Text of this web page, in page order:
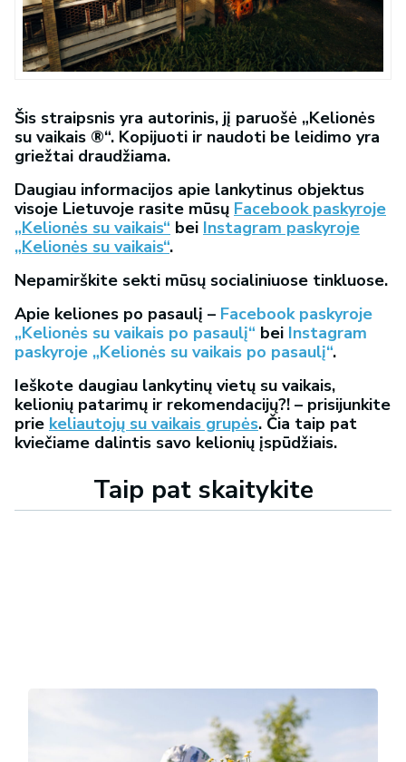
Šis straipsnis yra autorinis, jį paruošė „Kelionės
su vaikais ®“. Kopijuoti ir naudoti be leidimo yra
griežtai draudžiama.
Daugiau informacijos apie lankytinus objektus
visoje Lietuvoje rasite mūsų Facebook paskyroje
„Kelionės su vaikais“ bei Instagram paskyroje
„Kelionės su vaikais“.
Nepamirškite sekti mūsų socialiniuose tinkluose.
Apie keliones po pasaulį – Facebook paskyroje
„Kelionės su vaikais po pasaulį“ bei Instagram
paskyroje „Kelionės su vaikais po pasaulį“.
Ieškote daugiau lankytinų vietų su vaikais,
kelionių patarimų ir rekomendacijų?! – prisijunkite
prie keliautojų su vaikais grupės. Čia taip pat
kviečiame dalintis savo kelionių įspūdžiais.
Taip pat skaitykite